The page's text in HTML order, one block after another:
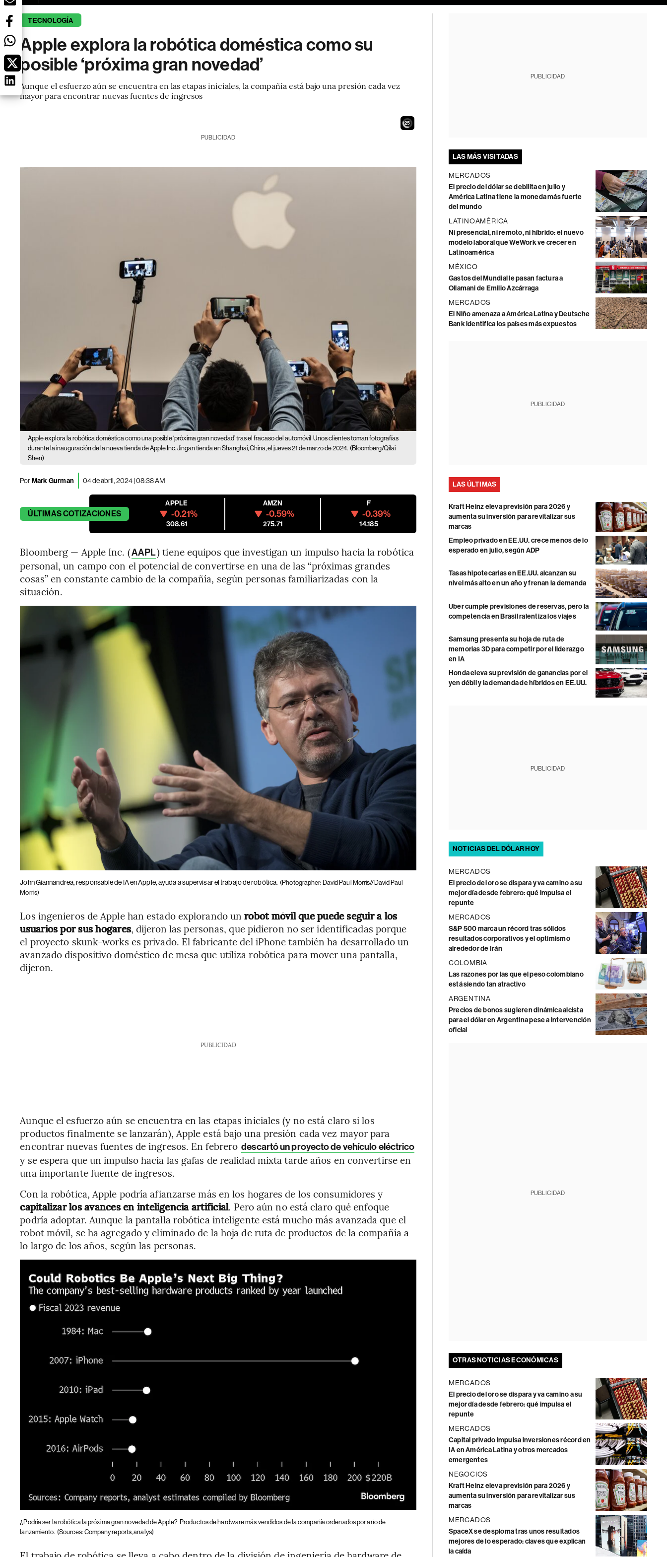
TECNOLOGÍA
Apple explora la robótica doméstica como su
posible ‘próxima gran novedad’
Aunque el esfuerzo aún se encuentra en las etapas iniciales, la compañía está bajo una presión cada vez
mayor para encontrar nuevas fuentes de ingresos
24
PUBLICIDAD
Apple explora la robótica doméstica como una posible ‘próxima gran novedad’ tras el fracaso del automóvil Unos clientes toman fotografías
durante la inauguración de la nueva tienda de Apple Inc. Jingan tienda en Shanghai, China, el jueves 21 de marzo de 2024. (Bloomberg/Qilai
Shen)
PorMark Gurman 04 de abril, 2024 | 08:38 AM
ÚLTIMASCOTIZACIONES
APPLE
-0.21%
308.61
AMZN
-0.59%
275.71
F
-0.39%
14.185
Bloomberg — Apple Inc. (AAPL) tiene equipos que investigan un impulso hacia la robótica
personal, un campo con el potencial de convertirse en una de las “próximas grandes
cosas” en constante cambio de la compañía, según personas familiarizadas con la
situación.
John Giannandrea, responsable de IA en Apple, ayuda a supervisar el trabajo de robótica. (Photographer: David Paul Morris//David Paul
Morris)
Los ingenieros de Apple han estado explorando unrobot móvil que puede seguir a los
usuarios por sus hogares, dijeron las personas, que pidieron no ser identificadas porque
el proyecto skunk-works es privado. El fabricante del iPhone también ha desarrollado un
avanzado dispositivo doméstico de mesa que utiliza robótica para mover una pantalla,
dijeron.
PUBLICIDAD
Aunque el esfuerzo aún se encuentra en las etapas iniciales (y no está claro si los
productos finalmente se lanzarán), Apple está bajo una presión cada vez mayor para
encontrar nuevas fuentes de ingresos. En febrero descartó un proyecto de vehículo eléctrico
y se espera que un impulso hacia las gafas de realidad mixta tarde años en convertirse en
una importante fuente de ingresos.
Con la robótica, Apple podría afianzarse más en los hogares de los consumidores y
capitalizar los avances en inteligencia artificial. Pero aún no está claro qué enfoque
podría adoptar. Aunque la pantalla robótica inteligente está mucho más avanzada que el
robot móvil, se ha agregado y eliminado de la hoja de ruta de productos de la compañía a
lo largo de los años, según las personas.
¿Podría ser la robótica la próxima gran novedad de Apple? Productos de hardware más vendidos de la compañía ordenados por año de
lanzamiento. (Sources: Company reports, analys)
PUBLICIDAD
LAS MÁS VISITADAS
MERCADOS
El precio del dólar se debilita en julio y
América Latina tiene la moneda más fuerte
del mundo
LATINOAMÉRICA
Ni presencial, ni remoto, ni híbrido: el nuevo
modelo laboral que WeWork ve crecer en
Latinoamérica
MÉXICO
Gastos del Mundial le pasan factura a
Ollamani de Emilio Azcárraga
MERCADOS
El Niño amenaza a América Latina y Deutsche
Bank identifica los países más expuestos
PUBLICIDAD
LAS ÚLTIMAS
Kraft Heinz eleva previsión para 2026 y
aumenta su inversión para revitalizar sus
marcas
Empleo privado en EE.UU. crece menos de lo
esperado en julio, según ADP
Tasas hipotecarias en EE.UU. alcanzan su
nivel más alto en un año y frenan la demanda
Uber cumple previsiones de reservas, pero la
competencia en Brasil ralentiza los viajes
Samsung presenta su hoja de ruta de
memorias 3D para competir por el liderazgo
en IA
Honda eleva su previsión de ganancias por el
yen débil y la demanda de híbridos en EE.UU.
PUBLICIDAD
NOTICIAS DEL DÓLAR HOY
MERCADOS
El precio del oro se dispara y va camino a su
mejor día desde febrero: qué impulsa el
repunte
MERCADOS
S&P 500 marca un récord tras sólidos
resultados corporativos y el optimismo
alrededor de Irán
COLOMBIA
Las razones por las que el peso colombiano
está siendo tan atractivo
ARGENTINA
Precios de bonos sugieren dinámica alcista
para el dólar en Argentina pese a intervención
oficial
PUBLICIDAD
OTRAS NOTICIAS ECONÓMICAS
MERCADOS
El precio del oro se dispara y va camino a su
mejor día desde febrero: qué impulsa el
repunte
MERCADOS
Capital privado impulsa inversiones récord en
IA en América Latina y otros mercados
emergentes
NEGOCIOS
Kraft Heinz eleva previsión para 2026 y
aumenta su inversión para revitalizar sus
marcas
MERCADOS
SpaceX se desploma tras unos resultados
mejores de lo esperado: claves que explican
la caída